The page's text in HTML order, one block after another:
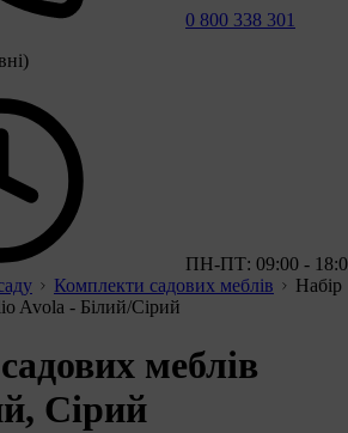
0 800 338 301
ПН-ПТ: 09:00 -
Комплекти садових меблів
Набір
Avola - Білий/Сірий
меблів
Сірий